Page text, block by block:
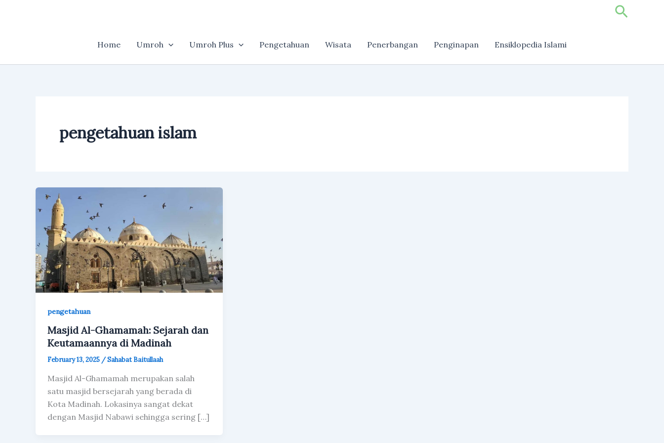
Search
Home Umroh Umroh Plus Pengetahuan Wisata Penerbangan Penginapan Ensiklopedia Islami
pengetahuan islam
pengetahuan
Masjid Al-Ghamamah: Sejarah dan
Keutamaannya di Madinah
February 13, 2025 /Sahabat Baitullaah
Masjid Al-Ghamamah merupakan salah
satu masjid bersejarah yang berada di
Kota Madinah. Lokasinya sangat dekat
dengan Masjid Nabawi sehingga sering […]